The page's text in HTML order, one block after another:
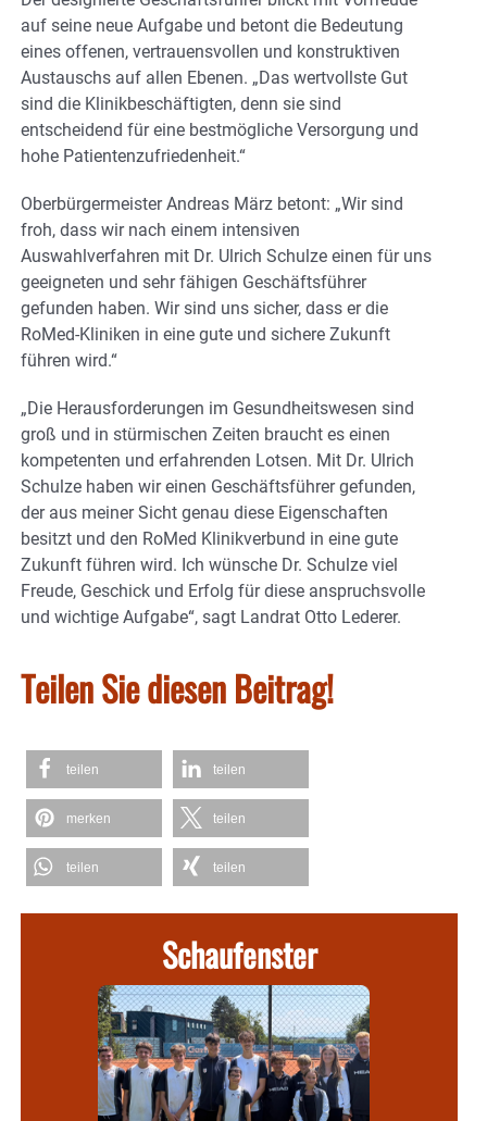
auf seine neue Aufgabe und betont die Bedeutung
eines offenen, vertrauensvollen und konstruktiven
Austauschs auf allen Ebenen. „Das wertvollste Gut
sind die Klinikbeschäftigten, denn sie sind
entscheidend für eine bestmögliche Versorgung und
hohe Patientenzufriedenheit.“
Oberbürgermeister Andreas März betont: „Wir sind
froh, dass wir nach einem intensiven
Auswahlverfahren mit Dr. Ulrich Schulze einen für uns
geeigneten und sehr fähigen Geschäftsführer
gefunden haben. Wir sind uns sicher, dass er die
RoMed-Kliniken in eine gute und sichere Zukunft
führen wird.“
„Die Herausforderungen im Gesundheitswesen sind
groß und in stürmischen Zeiten braucht es einen
kompetenten und erfahrenden Lotsen. Mit Dr. Ulrich
Schulze haben wir einen Geschäftsführer gefunden,
der aus meiner Sicht genau diese Eigenschaften
besitzt und den RoMed Klinikverbund in eine gute
Zukunft führen wird. Ich wünsche Dr. Schulze viel
Freude, Geschick und Erfolg für diese anspruchsvolle
und wichtige Aufgabe“, sagt Landrat Otto Lederer.
Teilen Sie diesen Beitrag!
teilen teilen
merken teilen
teilen teilen
Schaufenster